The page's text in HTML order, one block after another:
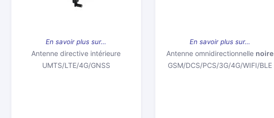
En savoir plus sur…
Antenne directive intérieure
UMTS/LTE/4G/GNSS
En savoir plus sur…
Antenne omnidirectionnelle noire
GSM/DCS/PCS/3G/4G/WIFI/BLE